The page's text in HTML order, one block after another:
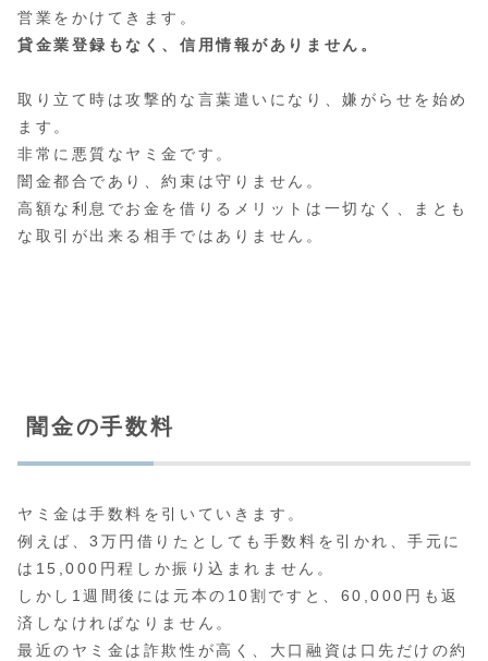
営業をかけてきます。
貸金業登録もなく、信用情報がありません。
取り立て時は攻撃的な言葉遣いになり、嫌がらせを始め
ます。
非常に悪質なヤミ金です。
闇金都合であり、約束は守りません。
高額な利息でお金を借りるメリットは一切なく、まとも
な取引が出来る相手ではありません。
闇金の手数料
ヤミ金は手数料を引いていきます。
例えば、3万円借りたとしても手数料を引かれ、手元に
は15,000円程しか振り込まれません。
しかし1週間後には元本の10割ですと、60,000円も返
済しなければなりません。
最近のヤミ金は詐欺性が高く、大口融資は口先だけの約